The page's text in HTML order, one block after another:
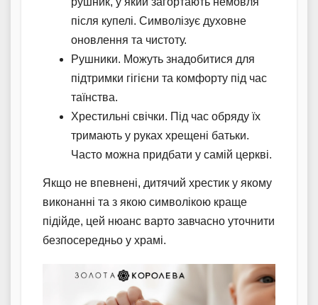
після купелі. Символізує духовне
оновлення та чистоту.
Рушники. Можуть знадобитися для
підтримки гігієни та комфорту під час
таїнства.
Хрестильні свічки. Під час обряду їх
тримають у руках хрещені батьки.
Часто можна придбати у самій церкві.
Якщо не впевнені, дитячий хрестик у якому
виконанні та з якою символікою краще
підійде, цей нюанс варто завчасно уточнити
безпосередньо у храмі.